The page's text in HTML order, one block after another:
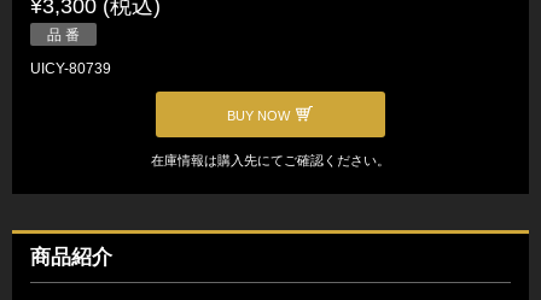
¥3,300 (税込)
品 番
UICY-80739
BUY NOW
在庫情報は購入先にてご確認ください。
商品紹介